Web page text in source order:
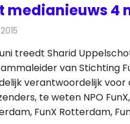
medianieuws 4
treedt Sharid
van Stichting
verantwoordelijk voor
te weten NPO
FunX Rotterdam,